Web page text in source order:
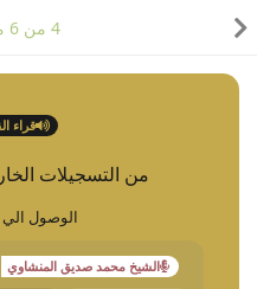
قراء
من التسجيلات
الوصول الي
الشيخ محمد صديق المنشاوي
4 من6